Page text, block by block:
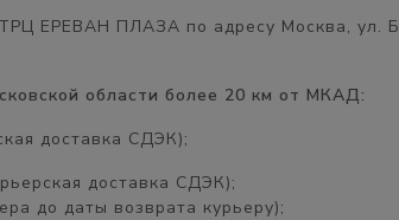
ТРЦ ЕРЕВАН ПЛАЗА по адресу Москва, ул.
области более 20 км от МКАД:
доставка СДЭК);
доставка СДЭК);
до даты возврата курьеру);